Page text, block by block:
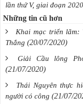
lần thứ V, giai đoạn
Những tin cũ hơn
Khai mạc triển lãm:
Thắng (20/07/2020)
Giải Cầu lông
(21/07/2020)
Thái Nguyên thực
người có công (21/07/